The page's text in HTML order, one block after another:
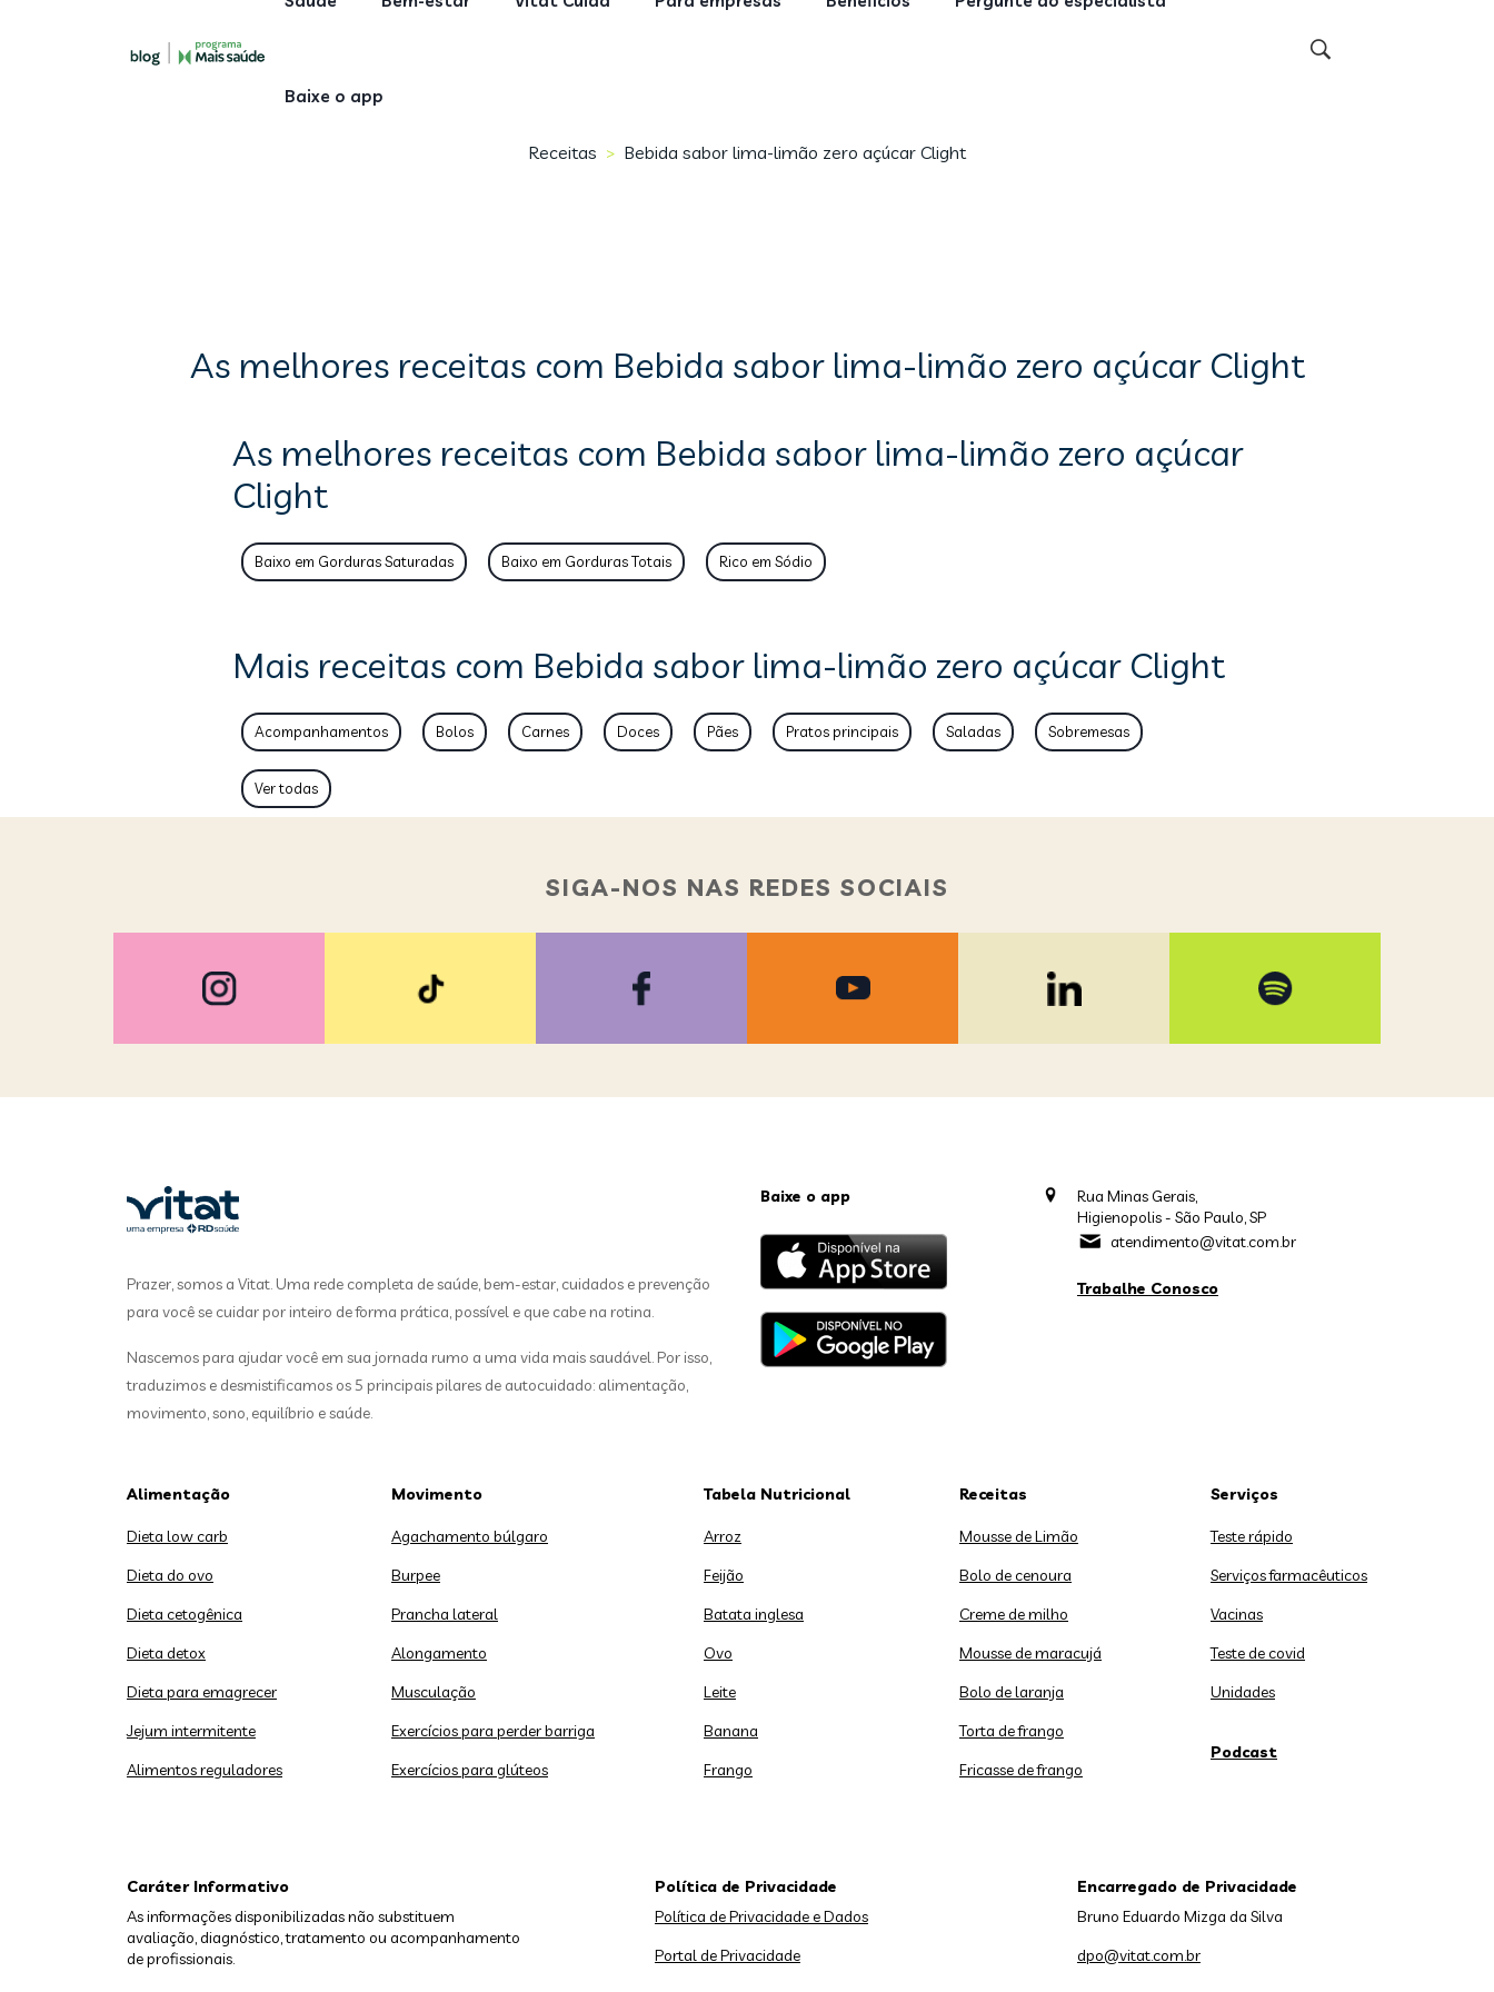
Baixe o app
Receitas > Bebida sabor lima-limão zero açúcar Clight
As melhores receitas com Bebida sabor lima-limão zero açúcar Clight
As melhores receitas com Bebida sabor lima-limão zero açúcar
Clight
Baixo em Gorduras Saturadas Baixo em Gorduras Totais Rico em Sódio
Mais receitas com Bebida sabor lima-limão zero açúcar Clight
Acompanhamentos Bolos Carnes Doces Pães Pratos principais Saladas Sobremesas
Ver todas
SIGA-NOS NAS REDES SOCIAIS
Prazer, somos a Vitat. Uma rede completa de saúde, bem-estar, cuidados e prevenção
para você se cuidar por inteiro de forma prática, possível e que cabe na rotina.
Nascemos para ajudar você em sua jornada rumo a uma vida mais saudável. Por isso,
traduzimos e desmistificamos os 5 principais pilares de autocuidado: alimentação,
movimento, sono, equilíbrio e saúde.
Baixe o app
Rua Minas Gerais,
Higienopolis - São Paulo, SP
atendimento@vitat.com.br
Trabalhe Conosco
Alimentação
Dieta low carb
Dieta do ovo
Dieta cetogênica
Dieta detox
Dieta para emagrecer
Jejum intermitente
Alimentos reguladores
Movimento
Agachamento búlgaro
Burpee
Prancha lateral
Alongamento
Musculação
Exercícios para perder barriga
Exercícios para glúteos
Tabela Nutricional
Arroz
Feijão
Batata inglesa
Ovo
Leite
Banana
Frango
Receitas
Mousse de Limão
Bolo de cenoura
Creme de milho
Mousse de maracujá
Bolo de laranja
Torta de frango
Fricasse de frango
Serviços
Teste rápido
Serviços farmacêuticos
Vacinas
Teste de covid
Unidades
Podcast
Caráter Informativo
As informações disponibilizadas não substituem
avaliação, diagnóstico, tratamento ou acompanhamento
de profissionais.
Política de Privacidade
Política de Privacidade e Dados
Portal de Privacidade
Encarregado de Privacidade
Bruno Eduardo Mizga da Silva
dpo@vitat.com.br